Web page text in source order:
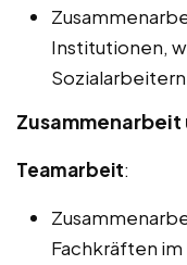
Institutionen,
Teamarbeit:
Fachkräften